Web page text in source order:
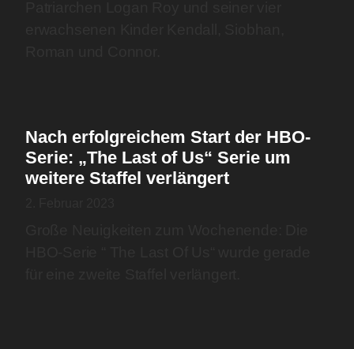
Nach erfolgreichem Start der HBO-
Serie: „The Last of Us“ Serie um
weitere Staffel verlängert